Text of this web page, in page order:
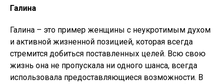
Галина
Галина – это пример женщины с неукротимым духом
и активной жизненной позицией, которая всегда
стремится добиться поставленных целей. Всю свою
жизнь она не пропускала ни одного шанса, всегда
использовала предоставляющиеся возможности. В